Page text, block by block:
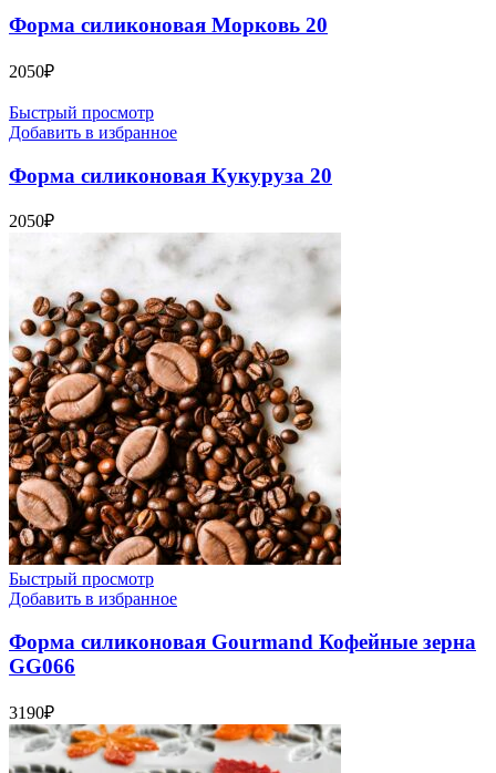
Форма силиконовая Морковь 20
2050₽
Быстрый просмотр
Добавить в избранное
Форма силиконовая Кукуруза 20
2050₽
Быстрый просмотр
Добавить в избранное
Форма силиконовая Gourmand Кофейные зерна
GG066
3190₽